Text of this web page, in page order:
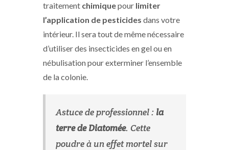
traitement chimiquepour limiter
l’application de pesticides dans votre
intérieur. Il sera tout de même nécessaire
d’utiliser des insecticides en gel ou en
nébulisation pour exterminer l’ensemble
de la colonie.
Astuce de professionnel : la
terre de Diatomée. Cette
poudre à un effet mortel sur